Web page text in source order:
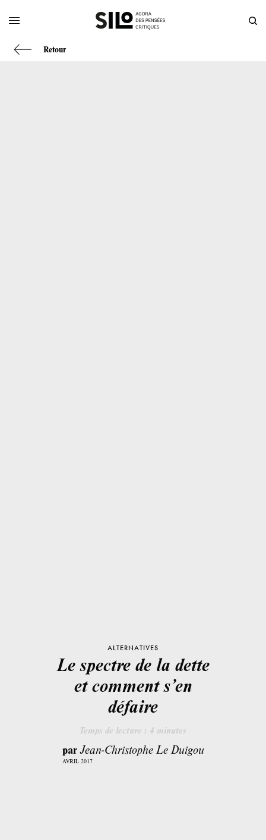
Retour
ALTERNATIVES
Le spectre de la dette
et comment s’en
défaire
Temps de lecture : 4 minutes
par Jean-Christophe Le Duigou
AVRIL 2017